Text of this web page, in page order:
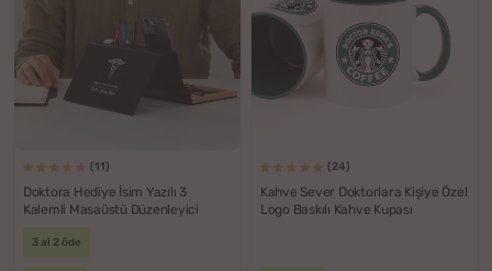
(11)
Doktora Hediye İsim Yazılı 3
Kalemli Masaüstü Düzenleyici
3 al 2 öde
(24)
Kahve Sever Doktorlara Kişiye Özel
Logo Baskılı Kahve Kupası